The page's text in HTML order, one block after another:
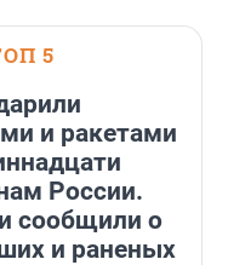
5
и ракетами
России.
сообщили о
и раненых